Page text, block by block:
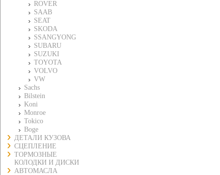
ROVER
SAAB
SEAT
SKODA
SSANGYONG
SUBARU
SUZUKI
TOYOTA
VOLVO
VW
Sachs
Bilstein
Koni
Monroe
Tokico
Boge
ДЕТАЛИ КУЗОВА
СЦЕПЛЕНИЕ
ТОРМОЗНЫЕ
КОЛОДКИ И ДИСКИ
АВТОМАСЛА